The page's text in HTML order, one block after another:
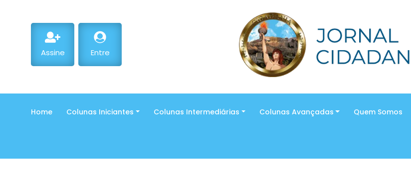
Assine Entre
Home Colunas Iniciantes Colunas Intermediárias Colunas Avançadas Quem Somos